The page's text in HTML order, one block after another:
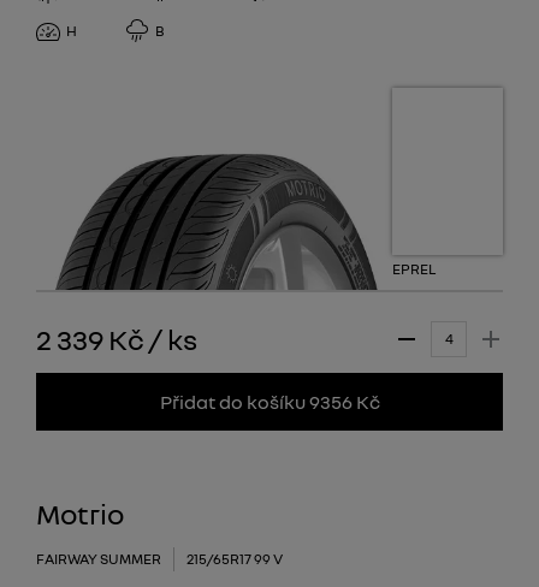
H B
EPREL
2 339 Kč / ks
Přidat do košíku 9356 Kč
Motrio
FAIRWAY SUMMER 215/65R17 99 V